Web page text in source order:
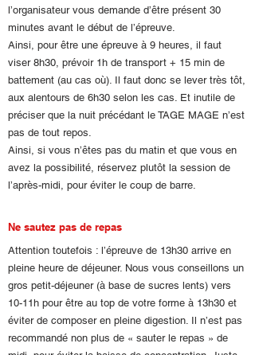
l’organisateur vous demande d’être présent 30
minutes avant le début de l’épreuve.
Ainsi, pour être une épreuve à 9 heures, il faut
viser 8h30, prévoir 1h de transport + 15 min de
battement (au cas où). Il faut donc se lever très tôt,
aux alentours de 6h30 selon les cas. Et inutile de
préciser que la nuit précédant le TAGE MAGE n’est
pas de tout repos.
Ainsi, si vous n’êtes pas du matin et que vous en
avez la possibilité, réservez plutôt la session de
l’après-midi, pour éviter le coup de barre.
Ne sautez pas de repas
Attention toutefois : l’épreuve de 13h30 arrive en
pleine heure de déjeuner. Nous vous conseillons un
gros petit-déjeuner (à base de sucres lents) vers
10-11h pour être au top de votre forme à 13h30 et
éviter de composer en pleine digestion. Il n’est pas
recommandé non plus de « sauter le repas » de